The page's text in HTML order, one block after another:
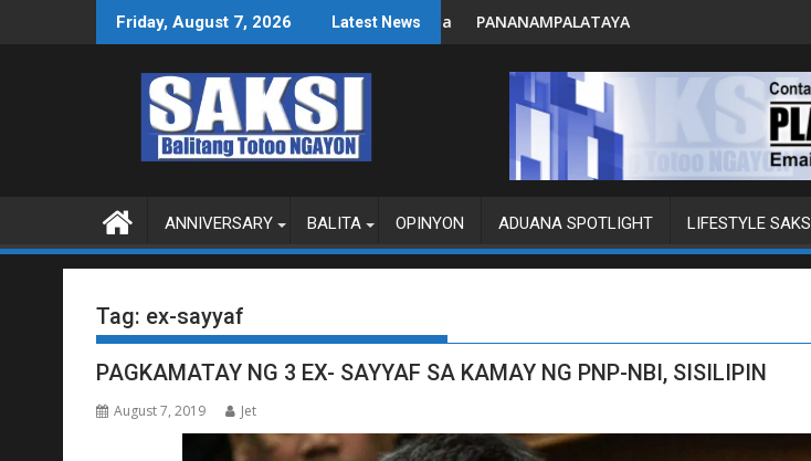
Friday, August 7, 2026 Latest News
tamang paggastos susi sa pag-unladPANANAMPALATAYA
ANNIVERSARY BALITA OPINYON ADUANA SPOTLIGHT LIFESTYLE SAKSI
Tag: ex-sayyaf
PAGKAMATAY NG 3 EX- SAYYAF SA KAMAY NG PNP-NBI, SISILIPIN
August 7, 2019 Jet